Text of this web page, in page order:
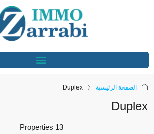
الصفحة الرئيسية Duplex
Duplex
13 Properties